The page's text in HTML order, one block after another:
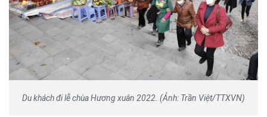
Du khách đi lễ chùa Hương xuân 2022. (Ảnh: Trần Việt/TTXVN)